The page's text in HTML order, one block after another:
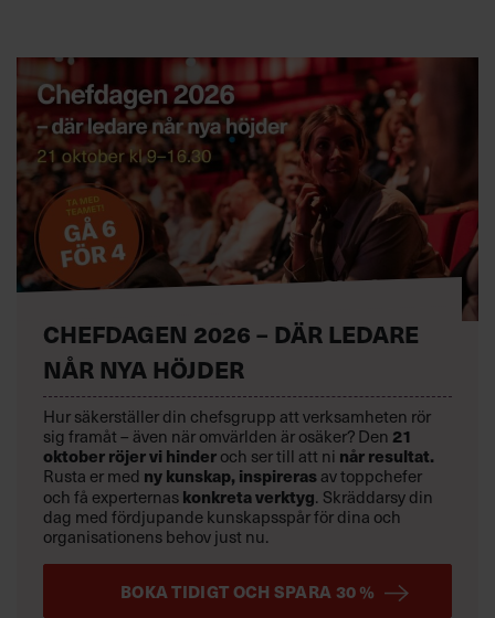
CHEFDAGEN 2026 – DÄR LEDARE
NÅR NYA HÖJDER
Hur säkerställer din chefsgrupp att verksamheten rör
sig framåt – även när omvärlden är osäker? Den 21
oktoberröjer vi hinderoch ser till att ni når resultat.
Rusta er med ny kunskap, inspirerasav toppchefer
och få experternaskonkreta verktyg. Skräddarsy din
dag med fördjupande kunskapsspår för dina och
organisationens behov just nu.
BOKA TIDIGT OCH SPARA 30 %